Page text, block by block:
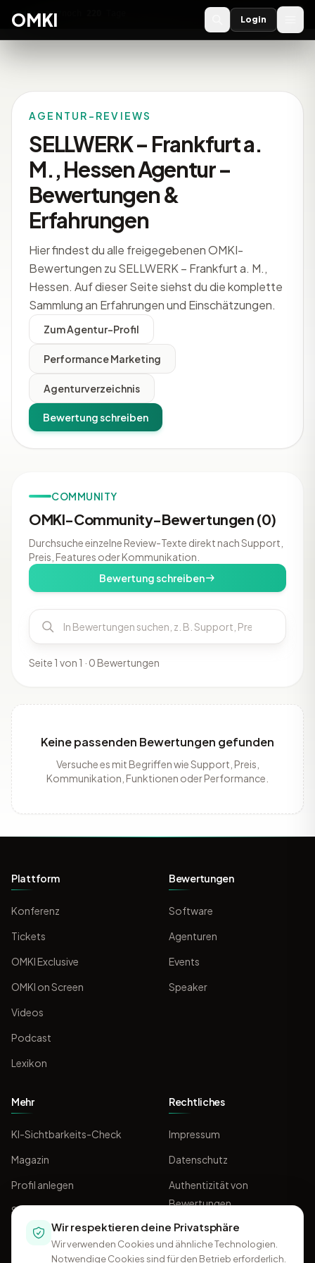
OMKI 2027
OMKI Login
AGENTUR-REVIEWS
SELLWERK – Frankfurt a.
M., Hessen Agentur –
Bewertungen &
Erfahrungen
Hier findest du alle freigegebenen OMKI-
Bewertungen zu SELLWERK – Frankfurt a. M.,
Hessen. Auf dieser Seite siehst du die komplette
Sammlung an Erfahrungen und Einschätzungen.
Zum Agentur-Profil
Performance Marketing
Agenturverzeichnis
Bewertung schreiben
COMMUNITY
OMKI-Community-Bewertungen (0)
Durchsuche einzelne Review-Texte direkt nach Support,
Preis, Features oder Kommunikation.
Bewertung schreiben
Seite 1 von 1 · 0 Bewertungen
Keine passenden Bewertungen gefunden
Versuche es mit Begriffen wie Support, Preis,
Kommunikation, Funktionen oder Performance.
Plattform
Konferenz
Tickets
OMKI Exclusive
OMKI on Screen
Videos
Podcast
Lexikon
Bewertungen
Software
Agenturen
Events
Speaker
Mehr
KI-Sichtbarkeits-Check
Magazin
Profil anlegen
Sponsoring
Rechtliches
Impressum
Datenschutz
Authentizität von
Bewertungen
AGB
Wir respektieren deine Privatsphäre
Wir verwenden Cookies und ähnliche Technologien.
Notwendige Cookies sind für den Betrieb erforderlich.